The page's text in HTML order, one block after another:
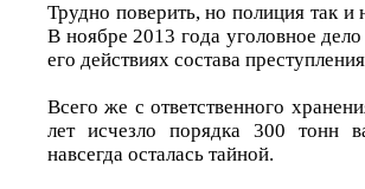
Трудно поверить, но полиция так и
В ноябре 2013 года уголовное
его действиях состава
Всего же с ответственного
лет исчезло порядка 300 тонн
навсегда осталась тайной.